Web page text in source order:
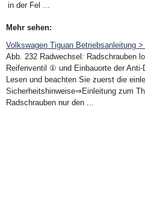
in der Fel ...
Mehr sehen:
Volkswagen Tiguan Betriebsanleitung
Abb. 232 Radwechsel: Radschrauben
Reifenventil ① und Einbauorte der
Lesen und beachten Sie zuerst die
Sicherheitshinweise⇒Einleitung zum
Radschrauben nur den ...